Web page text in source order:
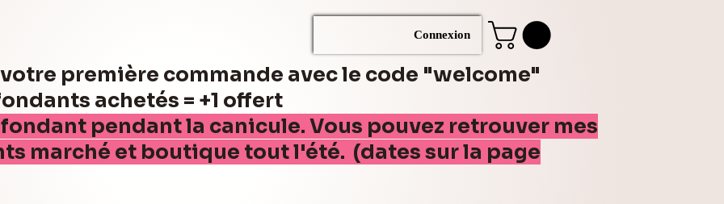
Connexion
première commande avec le code "welcome"
achetés = +1 offert
pendant la canicule. Vous pouvez retrouver mes
marché et boutique tout l'été. (dates sur la page